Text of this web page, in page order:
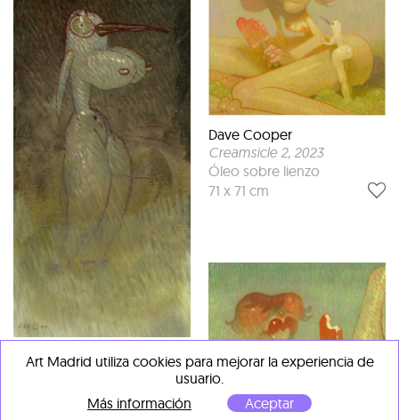
Dave Cooper
Dave Cooper
Creamsicle 2, 2023
Óleo sobre lienzo
71 x 71 cm
Art Madrid utiliza cookies para mejorar la experiencia de
usuario.
Más información
Aceptar